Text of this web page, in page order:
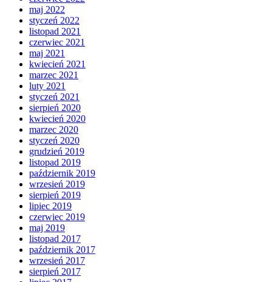
maj 2022
styczeń 2022
listopad 2021
czerwiec 2021
maj 2021
kwiecień 2021
marzec 2021
luty 2021
styczeń 2021
sierpień 2020
kwiecień 2020
marzec 2020
styczeń 2020
grudzień 2019
listopad 2019
październik 2019
wrzesień 2019
sierpień 2019
lipiec 2019
czerwiec 2019
maj 2019
listopad 2017
październik 2017
wrzesień 2017
sierpień 2017